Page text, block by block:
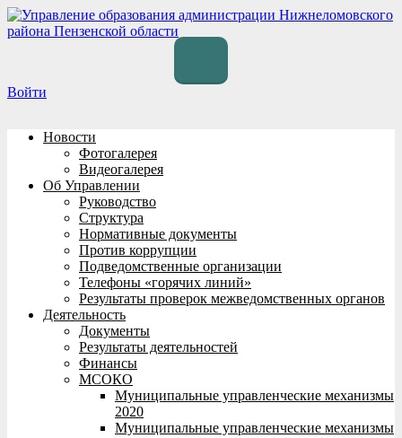
Перейти
к
Войти
Новости
Фотогалерея
Видеогалерея
Об Управлении
Руководство
Структура
Нормативные документы
Против коррупции
Подведомственные организации
Телефоны «горячих линий»
Результаты проверок межведомственных органов
Деятельность
Документы
Результаты деятельностей
Финансы
МСОКО
Муниципальные управленческие механизмы
2020
Муниципальные управленческие механизмы